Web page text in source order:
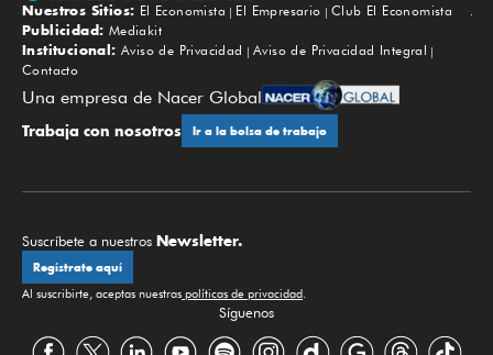
Subir
Nuestros Sitios: El Economista El Empresario
Club El Economista
Publicidad: Mediakit
Institucional: Aviso de Privacidad
Aviso de Privacidad Integral
Contacto
Una empresa de Nacer Global
Trabaja con nosotros Ir a la bolsa de trabajo
Suscríbete a nuestros Newsletter.
Regístrate aquí
Al suscribirte, aceptas nuestras políticas de privacidad.
Síguenos